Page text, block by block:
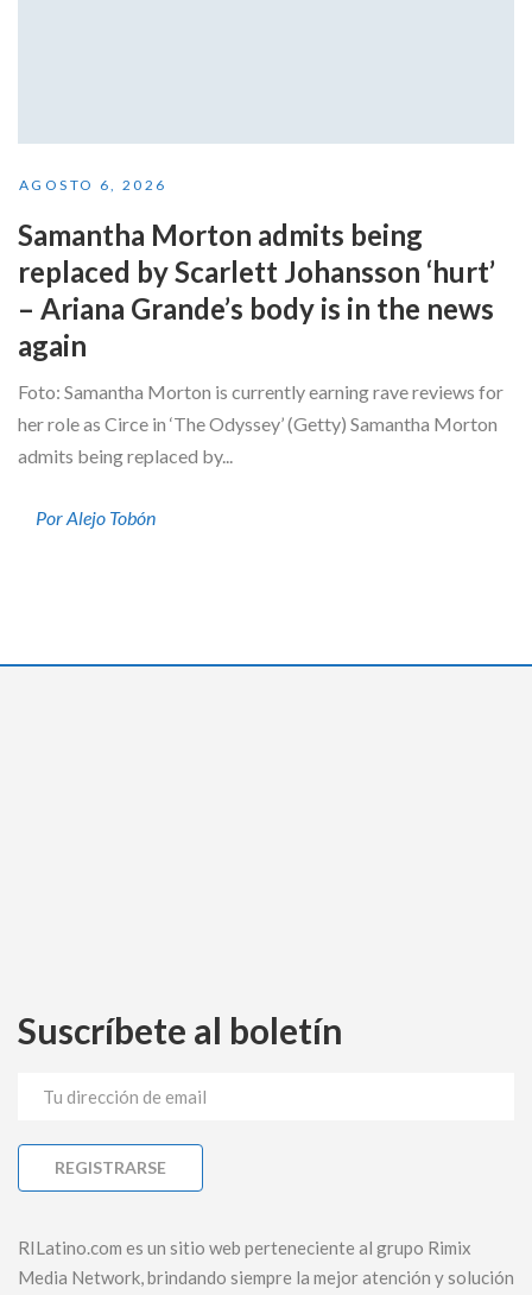
AGOSTO 6, 2026
Samantha Morton admits being
replaced by Scarlett Johansson ‘hurt’
– Ariana Grande’s body is in the news
again
Foto: Samantha Morton is currently earning rave reviews for
her role as Circe in ‘The Odyssey’ (Getty) Samantha Morton
admits being replaced by...
Por Alejo Tobón
Suscríbete al boletín
RILatino.com es un sitio web perteneciente al grupo Rimix
Media Network, brindando siempre la mejor atención y solución